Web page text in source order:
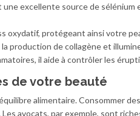
excellente source de sélénium
oxydatif, protégeant ainsi votre
production de collagène et
il aide à contrôler les
de votre beauté
alimentaire. Consommer
avocats, par exemple, sont